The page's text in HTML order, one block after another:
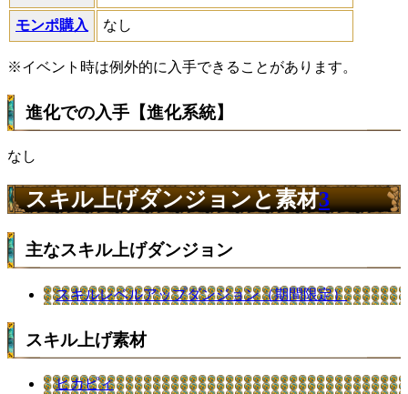
モンポ購入 なし
※イベント時は例外的に入手できることがあります。
進化での入手【進化系統】
なし
スキル上げダンジョンと素材3
主なスキル上げダンジョン
スキルレベルアップダンジョン（期間限定）
スキル上げ素材
ヒカピィ